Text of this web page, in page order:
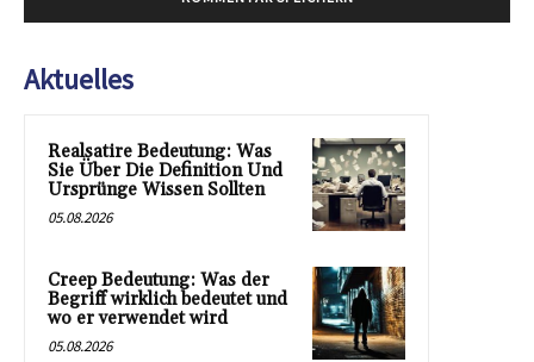
Aktuelles
Realsatire Bedeutung: Was
Sie Über Die Definition Und
Ursprünge Wissen Sollten
05.08.2026
Creep Bedeutung: Was der
Begriff wirklich bedeutet und
wo er verwendet wird
05.08.2026